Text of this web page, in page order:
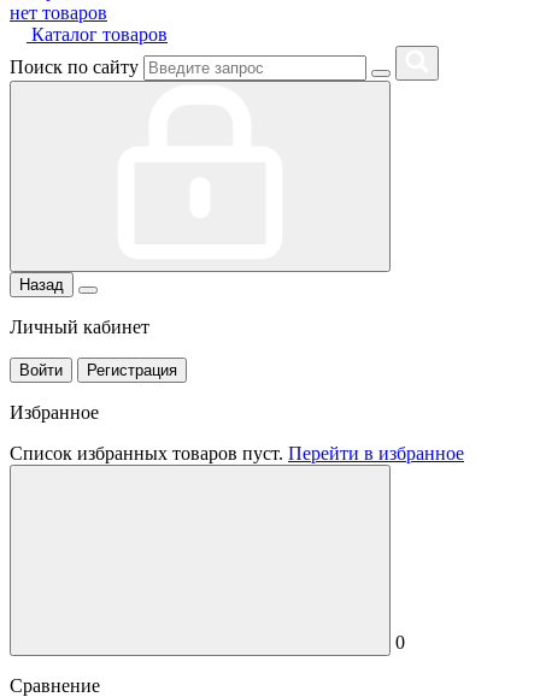
нет товаров
Каталог товаров
Поиск по сайту
Назад
Личный кабинет
Войти Регистрация
Избранное
Список избранных товаров пуст. Перейти в избранное
0
Сравнение